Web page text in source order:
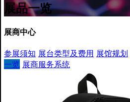
展品一览
展商中心
参展须知 展台类型及费用 展馆规划
一览 展商服务系统